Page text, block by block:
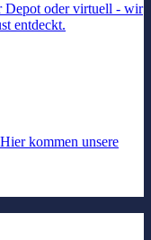
Depot oder virtuell - wir
entdeckt.
kommen unsere